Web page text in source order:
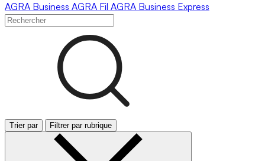
AGRA Business AGRA Fil AGRA Business Express
Trier par Filtrer par rubrique